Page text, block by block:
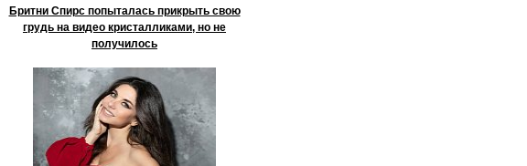
Бритни Спирс попыталась прикрыть свою
грудь на видео кристалликами, но не
получилось